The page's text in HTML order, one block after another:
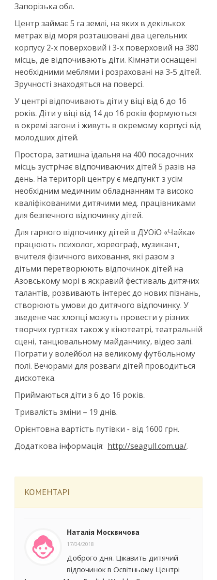
Запорізька обл.
Центр займає 5 га землі, на яких в декількох
метрах від моря розташовані два цегельних
корпусу 2-х поверховий і 3-х поверховий на 380
місць, де відпочивають діти. Кімнати оснащені
необхідними меблями і розраховані на 3-5 дітей.
Зручності знаходяться на поверсі.
У центрі відпочивають діти у віці від 6 до 16
років. Діти у віці від 14 до 16 років формуються
в окремі загони і живуть в окремому корпусі від
молодших дітей.
Простора, затишна їдальня на 400 посадочних
місць зустрічає відпочиваючих дітей 5 разів на
день. На території центру є медпункт з усім
необхідним медичним обладнанням та високо
кваліфікованими дитячими мед. працівниками
для безпечного відпочинку дітей.
Для гарного відпочинку дітей в ДУОіО «Чайка»
працюють психолог, хореограф, музикант,
вчителя фізичного виховання, які разом з
дітьми перетворюють відпочинок дітей на
Азовському морі в яскравий фестиваль дитячих
талантів, розвивають інтерес до нових пізнань,
створюють умови до дитячого відпочинку. У
зведене час хлопці можуть провести у різних
творчих гуртках також у кінотеатрі, театральній
сцені, танцювальному майданчику, відео залі.
Пограти у волейбол на великому футбольному
полі. Вечорами для розваги дітей проводиться
дискотека.
Приймаються діти з 6 до 16 років.
Тривалість зміни – 19 днів.
Орієнтовна вартість путівки - від 1600 грн.
Додаткова інформація: http://seagull.com.ua/.
КОМЕНТАРІ
Наталія Москвичова
17/04/2018
Доброго дня. Цікавить дитячий
відпочинок в Освітньому Центрі